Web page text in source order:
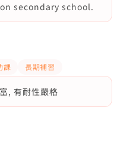
secondary school.
課 長期補習
, 有耐性嚴格